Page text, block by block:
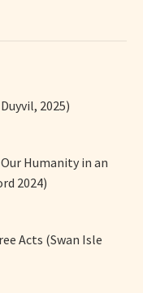
2025)
Humanity in an
2024)
Acts (Swan Isle